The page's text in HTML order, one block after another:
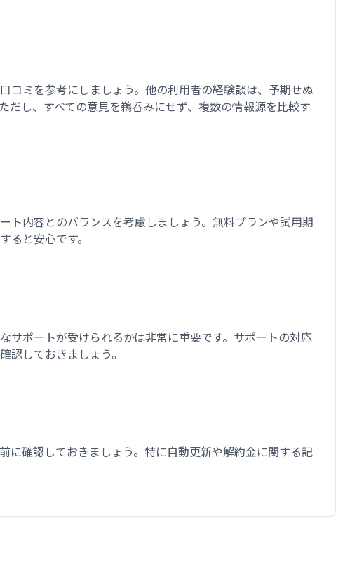
コミを参考にしましょう。他の利用者の経験談は、予期せぬ
だし、すべての意見を鵜呑みにせず、複数の情報源を比較す
ト内容とのバランスを考慮しましょう。無料プランや試用期
ると安心です。
サポートが受けられるかは非常に重要です。サポートの対応
認しておきましょう。
に確認しておきましょう。特に自動更新や解約金に関する記